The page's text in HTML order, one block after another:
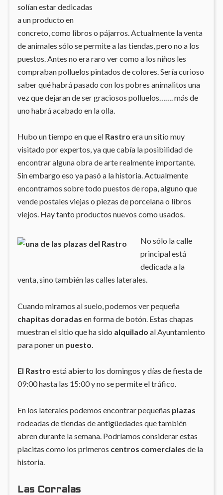
solían estar dedicadas
a un producto en
concreto, como libros o pájarros. Actualmente la venta
de animales sólo se permite a las tiendas, pero no a los
puestos. Antes no era raro ver como a los niños les
compraban polluelos pintados de colores. Sería curioso
saber qué habrá pasado con los pobres animalitos una
vez que dejaran de ser graciosos polluelos……. más de
uno habrá acabado en la olla.
Hubo un tiempo en que el Rastro era un sitio muy
visitado por expertos, ya que cabía la posibilidad de
encontrar alguna obra de arte realmente importante.
Sin embargo eso ya pasó a la historia. Actualmente
encontramos sobre todo puestos de ropa, alguno que
vende postales viejas o piezas de porcelana o libros
viejos. Hay tanto productos nuevos como usados.
No sólo la calle
principal está
dedicada a la
venta, sino también las calles laterales.
Cuando miramos al suelo, podemos ver pequeña
chapitas doradas en forma de botón. Estas chapas
muestran el sitio que ha sido alquilado al Ayuntamiento
para poner un puesto
El Rastro está abierto los domingos y días de fiesta de
09:00 hasta las 15:00 y no se permite el tráfico.
En los laterales podemos encontrar pequeñas plazas
rodeadas de tiendas de antigüedades que también
abren durante la semana. Podríamos considerar estas
placitas como los primeros centros comerciales de la
historia.
Las Corralas